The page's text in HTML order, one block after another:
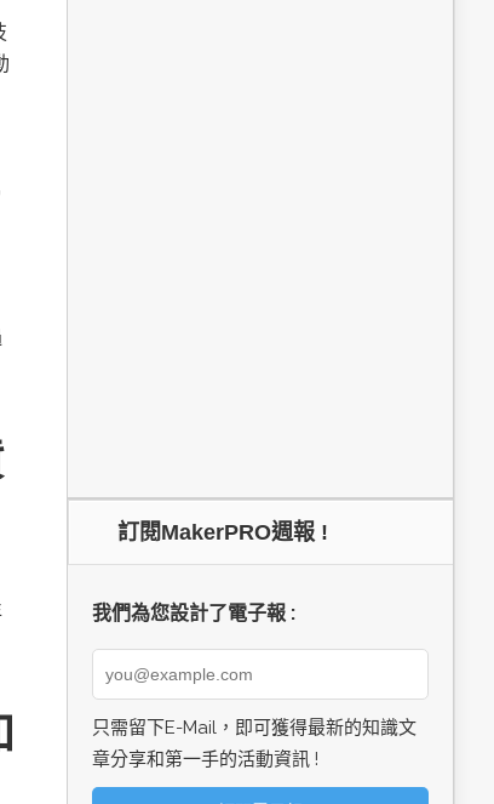
訂閱MakerPRO週報 !
我們為您設計了電子報 :
只需留下E-Mail，即可獲得最新的知識文
章分享和第一手的活動資訊 !